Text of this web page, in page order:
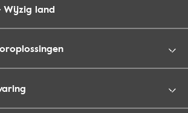
Wijzig land